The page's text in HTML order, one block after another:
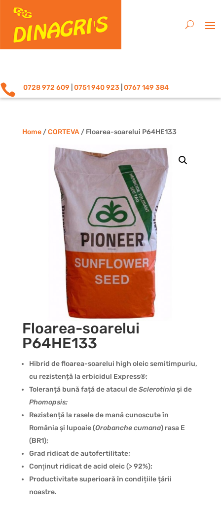
 0728 972 609 0751 940 923 0767 149 384
Home/CORTEVA/ Floarea-soarelui P64HE133
Floarea-soarelui
P64HE133
Hibrid de floarea-soarelui high oleic semitimpuriu,
cu rezistență la erbicidul Express®;
Toleranță bună față de atacul deSclerotiniași de
Phomopsis;
Rezistență la rasele de mană cunoscute în
România și lupoaie (Orobanche cumana) rasa E
(BR1);
Grad ridicat de autofertilitate;
Conţinut ridicat de acid oleic (> 92%);
Productivitate superioară în condițiile țării
noastre.